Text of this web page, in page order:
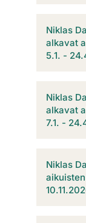
Niklas
alkavat
​​​​​​​5.1. -
Niklas
alkavat
​​​​​​​7.1. -
Niklas